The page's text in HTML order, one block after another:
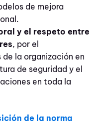
de mejora
y el respeto entre
, por el
la organización en
de seguridad y el
en toda la
de la norma